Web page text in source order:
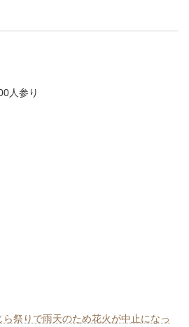
人参り
祭りで雨天のため花火が中止になっ